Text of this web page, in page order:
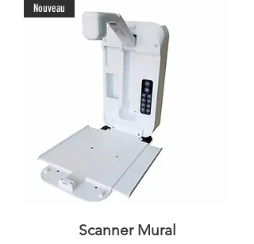
Nouveau
Scanner Mural